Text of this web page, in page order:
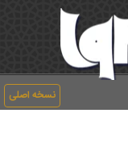
نسخه اصلی